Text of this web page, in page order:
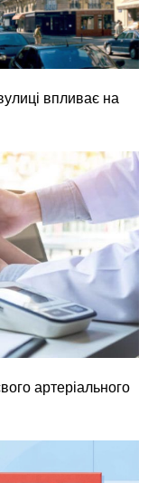
впливає на
артеріального